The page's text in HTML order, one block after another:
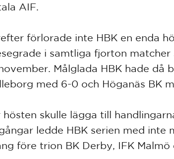
AIF.
förlorade inte HBK en enda
i samtliga fjorton matcher
Målglada HBK hade då
med 6-0 och Höganäs BK
hösten skulle lägga till
ledde HBK serien med inte
före trion BK Derby, IFK Malmö